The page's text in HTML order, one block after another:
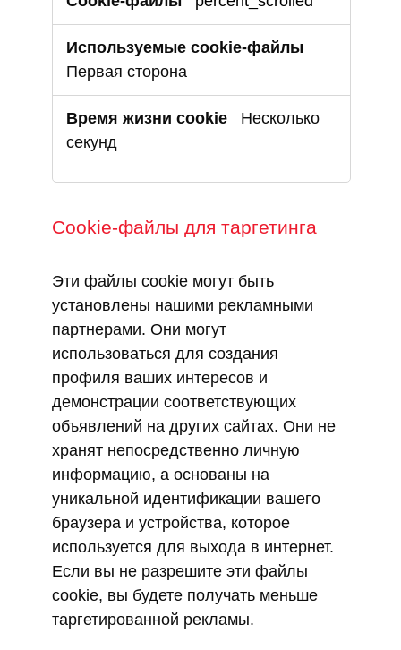
Первая сторона
Несколько
секунд
Cookie-файлы для таргетинга
Эти файлы cookie могут быть
установлены нашими рекламными
партнерами. Они могут
использоваться для создания
профиля ваших интересов и
демонстрации соответствующих
объявлений на других сайтах. Они не
хранят непосредственно личную
информацию, а основаны на
уникальной идентификации вашего
браузера и устройства, которое
используется для выхода в интернет.
Если вы не разрешите эти файлы
cookie, вы будете получать меньше
таргетированной рекламы.